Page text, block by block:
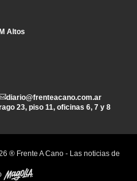
Altos
diario@frenteacano.com.ar
23, piso 11, oficinas 6, 7 y 8
® Frente A Cano - Las noticias de